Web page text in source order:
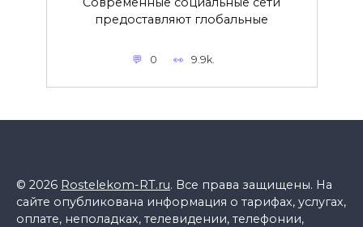
предоставляют глобальные
0 9.9k.
© 2026 Rostelekom-RT.ru. Все права защищены. На
сайте опубликована информация о тарифах, услугах,
оплате, неполадках, телевидении, телефонии,